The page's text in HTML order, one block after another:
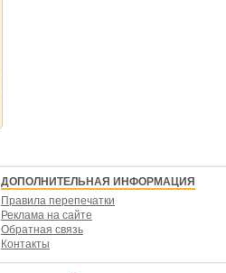
ДОПОЛНИТЕЛЬНАЯ ИНФОРМАЦИЯ
Правила перепечатки
Реклама на сайте
Обратная связь
Контакты